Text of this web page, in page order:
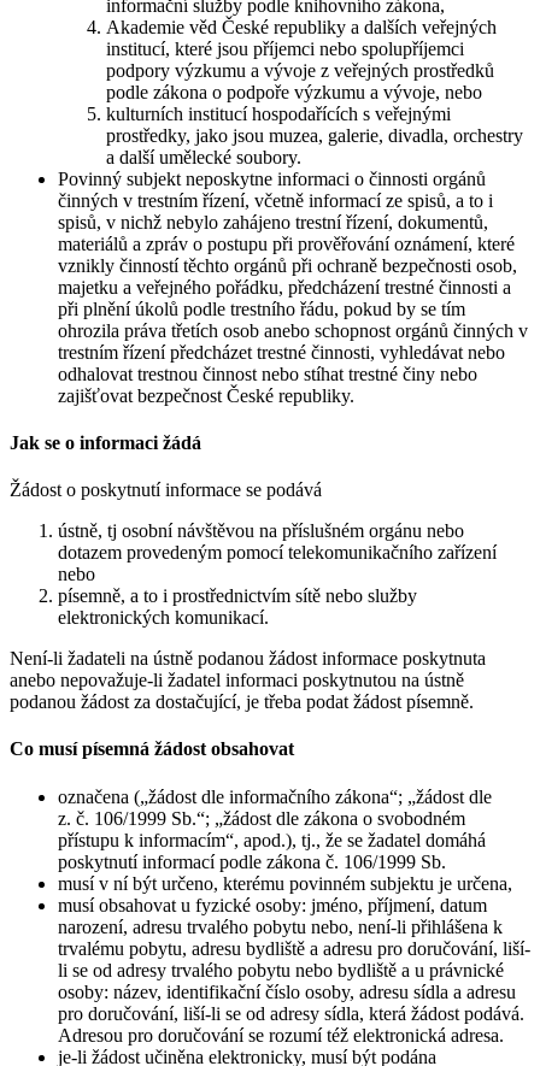
informační služby podle knihovního zákona,
Akademie věd České republiky a dalších veřejných
institucí, které jsou příjemci nebo spolupříjemci
podpory výzkumu a vývoje z veřejných prostředků
podle zákona o podpoře výzkumu a vývoje, nebo
kulturních institucí hospodařících s veřejnými
prostředky, jako jsou muzea, galerie, divadla, orchestry
a další umělecké soubory.
Povinný subjekt neposkytne informaci o činnosti orgánů
činných v trestním řízení, včetně informací ze spisů, a to i
spisů, v nichž nebylo zahájeno trestní řízení, dokumentů,
materiálů a zpráv o postupu při prověřování oznámení, které
vznikly činností těchto orgánů při ochraně bezpečnosti osob,
majetku a veřejného pořádku, předcházení trestné činnosti a
při plnění úkolů podle trestního řádu, pokud by se tím
ohrozila práva třetích osob anebo schopnost orgánů činných v
trestním řízení předcházet trestné činnosti, vyhledávat nebo
odhalovat trestnou činnost nebo stíhat trestné činy nebo
zajišťovat bezpečnost České republiky.
Jak se o informaci žádá
Žádost o poskytnutí informace se podává
ústně, tj osobní návštěvou na příslušném orgánu nebo
dotazem provedeným pomocí telekomunikačního zařízení
nebo
písemně, a to i prostřednictvím sítě nebo služby
elektronických komunikací.
Není-li žadateli na ústně podanou žádost informace poskytnuta
anebo nepovažuje-li žadatel informaci poskytnutou na ústně
podanou žádost za dostačující, je třeba podat žádost písemně.
Co musí písemná žádost obsahovat
označena („žádost dle informačního zákona“; „žádost dle
z. č. 106/1999 Sb.“; „žádost dle zákona o svobodném
přístupu k informacím“, apod.), tj., že se žadatel domáhá
poskytnutí informací podle zákona č. 106/1999 Sb.
musí v ní být určeno, kterému povinném subjektu je určena,
musí obsahovat u fyzické osoby: jméno, příjmení, datum
narození, adresu trvalého pobytu nebo, není-li přihlášena k
trvalému pobytu, adresu bydliště a adresu pro doručování, liší-
li se od adresy trvalého pobytu nebo bydliště a u právnické
osoby: název, identifikační číslo osoby, adresu sídla a adresu
pro doručování, liší-li se od adresy sídla, která žádost podává.
Adresou pro doručování se rozumí též elektronická adresa.
je-li žádost učiněna elektronicky, musí být podána